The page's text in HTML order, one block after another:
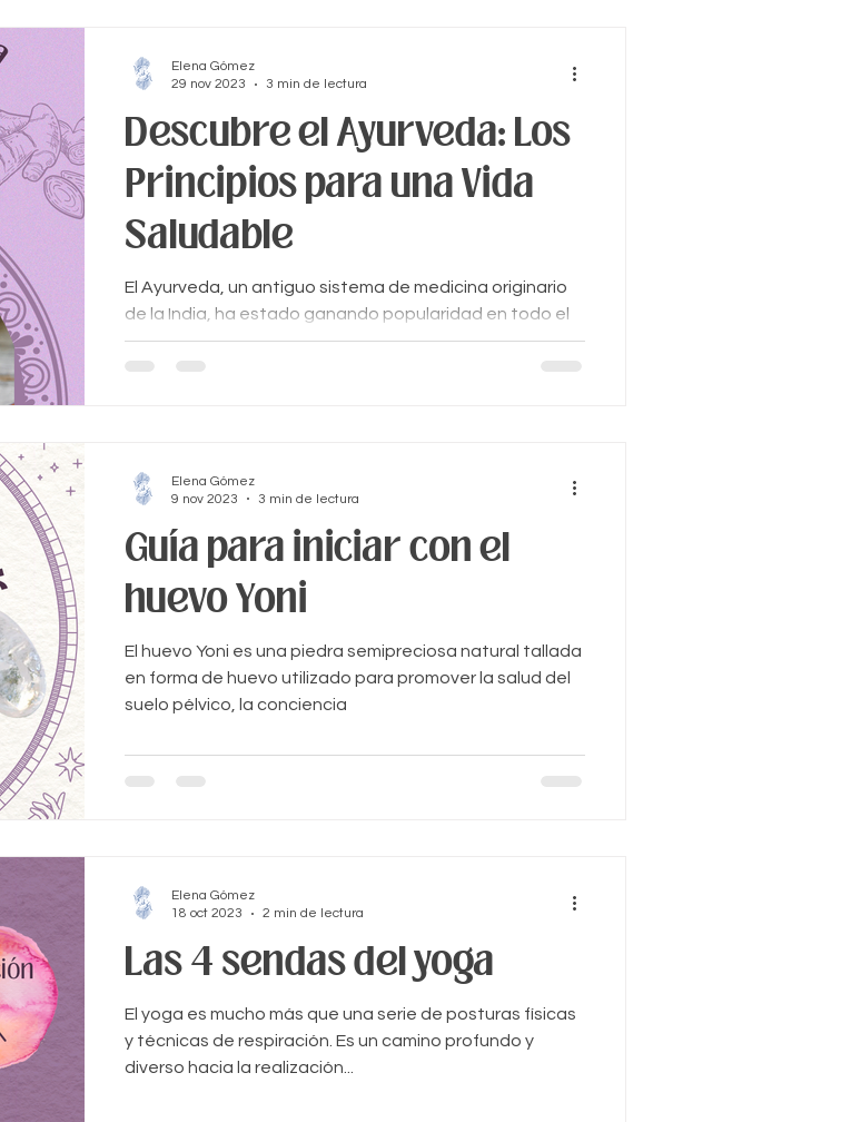
Descubre el Ayurveda: Los
Principios para una Vida
Saludable
El Ayurveda, un antiguo sistema de medicina originario
de la India, ha estado ganando popularidad en todo el
mundo como un enfoque holístico
Elena Gómez
29 nov 2023
3 min de lectura
Guía para iniciar con el
huevo Yoni
El huevo Yoni es una piedra semipreciosa natural tallada
en forma de huevo utilizado para promover la salud del
suelo pélvico, la conciencia
Elena Gómez
9 nov 2023
3 min de lectura
Las 4 sendas del yoga
El yoga es mucho más que una serie de posturas físicas
y técnicas de respiración. Es un camino profundo y
diverso hacia la realización...
Elena Gómez
18 oct 2023
2 min de lectura